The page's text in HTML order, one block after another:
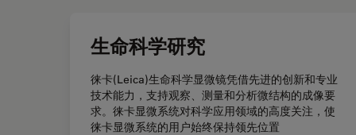
生命科学研究
徕卡(Leica)生命科学显微镜凭借先进的创新和专业
技术能力，支持观察、测量和分析微结构的成像要
求。徕卡显微系统对科学应用领域的高度关注，使
徕卡显微系统的用户始终保持领先位置